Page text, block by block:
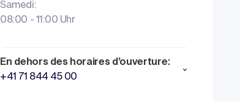
Samedi:
08:00 - 11:00 Uhr
En dehors des horaires d’ouverture:
+41 71 844 45 00